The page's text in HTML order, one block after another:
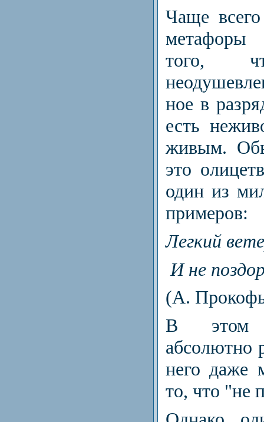
Чаще всего
метафоры
того,
ное в
есть
живым.
это
один из
примеров:
Легкий
И не
(А.
В этом
абсолютно
него даже
то, что "не